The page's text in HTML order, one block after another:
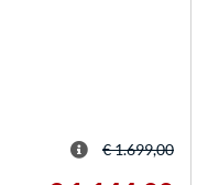
€ 1.699,00